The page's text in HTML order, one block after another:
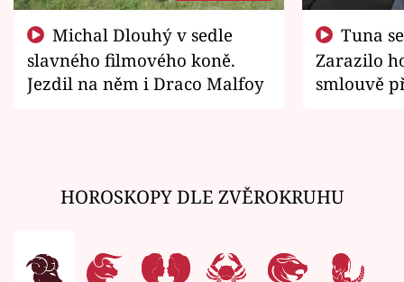
slavného filmového koně.
Jezdil na něm i Draco Malfoy
Zarazilo
smlouvě
HOROSKOPY DLE ZVĚROKRUHU